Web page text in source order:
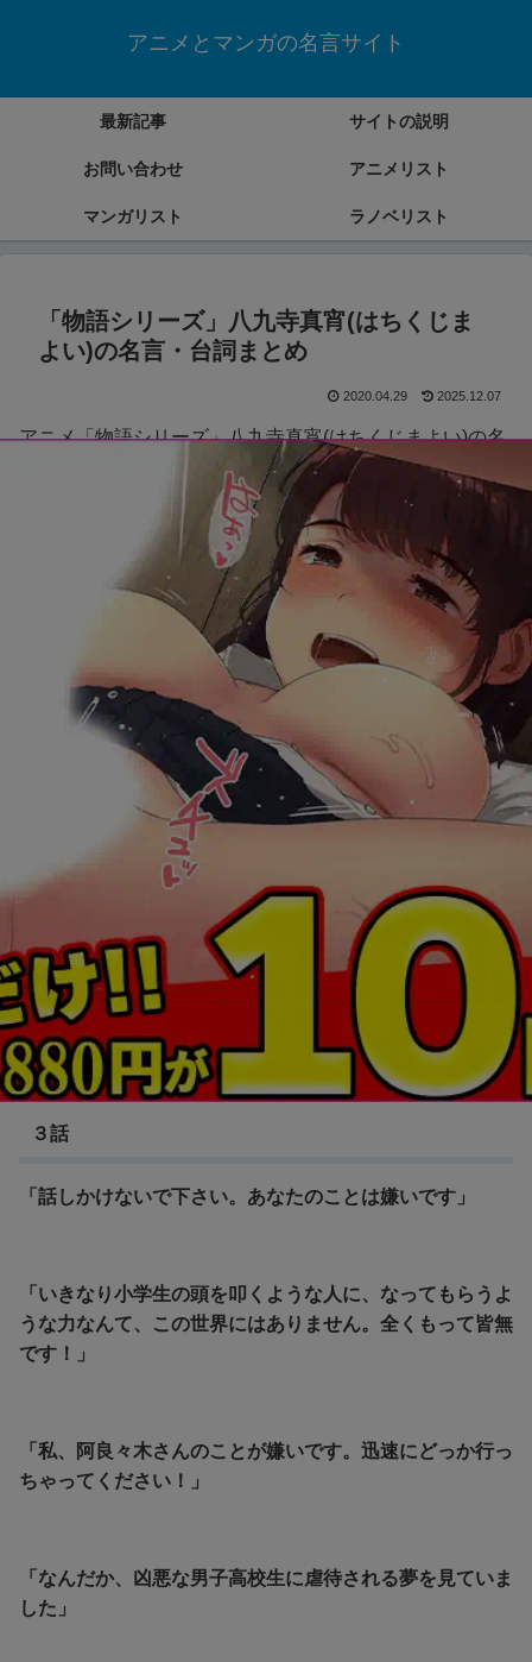
アニメとマンガの名言サイト
最新記事 サイトの説明
お問い合わせ アニメリスト
マンガリスト ラノベリスト
「物語シリーズ」八九寺真宵(はちくじま
よい)の名言・台詞まとめ
2020.04.29 2025.12.07
アニメ「物語シリーズ」八九寺真宵(はちくじまよい)の名
言・台詞をまとめていきます。
化物語
３話
「話しかけないで下さい。あなたのことは嫌いです」
「いきなり小学生の頭を叩くような人に、なってもらうよ
うな力なんて、この世界にはありません。全くもって皆無
です！」
「私、阿良々木さんのことが嫌いです。迅速にどっか行っ
ちゃってください！」
「なんだか、凶悪な男子高校生に虐待される夢を見ていま
した」